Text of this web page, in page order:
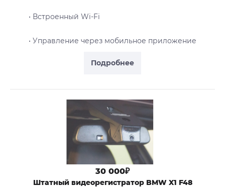
Подробнее
• Встроенный Wi-Fi
• Управление через мобильное приложение
30 000₽
Штатный видеорегистратор BMW X1 F48